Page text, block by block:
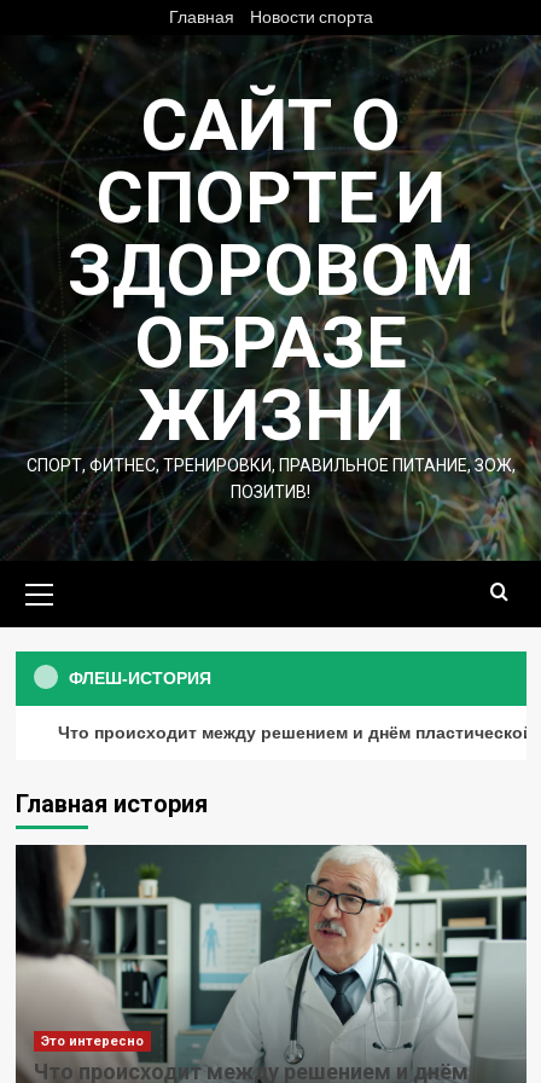
содержимому
Главная Новости спорта
САЙТ О
СПОРТЕ И
ЗДОРОВОМ
ОБРАЗЕ
ЖИЗНИ
СПОРТ, ФИТНЕС, ТРЕНИРОВКИ, ПРАВИЛЬНОЕ ПИТАНИЕ, ЗОЖ,
ПОЗИТИВ!
меню
ФЛЕШ-ИСТОРИЯ
Что происходит между решением и днём пластической
Главная история
Это интересно
Что происходит между решением и днём